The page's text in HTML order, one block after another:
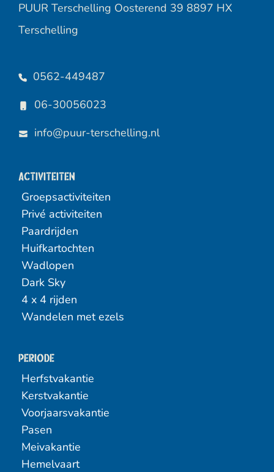
PUUR Terschelling Oosterend 39 8897 HX
Terschelling
0562-449487
06-30056023
info@puur-terschelling.nl
Activiteiten
Groepsactiviteiten
Privé activiteiten
Paardrijden
Huifkartochten
Wadlopen
Dark Sky
4 x 4 rijden
Wandelen met ezels
Periode
Herfstvakantie
Kerstvakantie
Voorjaarsvakantie
Pasen
Meivakantie
Hemelvaart